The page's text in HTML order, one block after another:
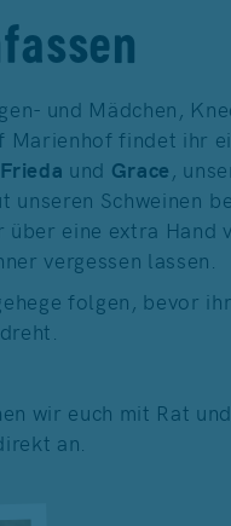
und Mädchen,
Marienhof findet ihr
Frieda und Grace ,
unseren Schweinen
über eine extra Hand
vergessen lassen.
folgen, bevor
wir euch mit Rat
an.